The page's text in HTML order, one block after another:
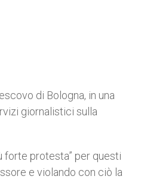
di Bologna, in una
giornalistici sulla
forte protesta” per questi
e violando con ciò la